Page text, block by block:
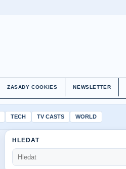
ZASADY COOKIES NEWSLETTER
TECH TV CASTS WORLD
HLEDAT